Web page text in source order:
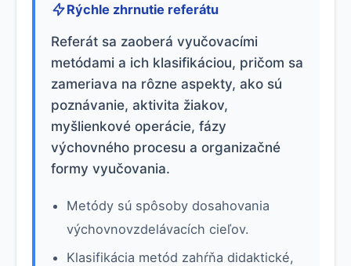
Rýchle zhrnutie referátu
Referát sa zaoberá vyučovacími
metódami a ich klasifikáciou, pričom sa
zameriava na rôzne aspekty, ako sú
poznávanie, aktivita žiakov,
myšlienkové operácie, fázy
výchovného procesu a organizačné
formy vyučovania.
Metódy sú spôsoby dosahovania
výchovnovzdelávacích cieľov.
Klasifikácia metód zahŕňa didaktické,